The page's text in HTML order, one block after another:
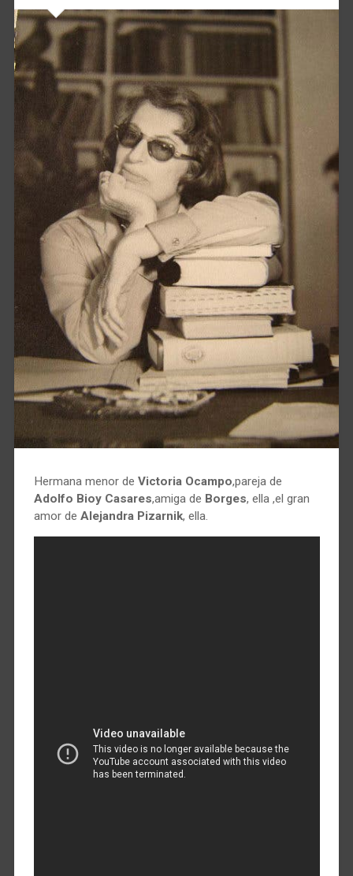
Hermana menor de Victoria Ocampo,pareja de
Adolfo Bioy Casares,amiga de Borges, ella ,el gran
amor de Alejandra Pizarnik, ella.